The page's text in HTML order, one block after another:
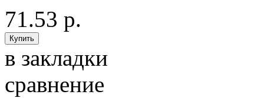
71.53 р.
в закладки
сравнение